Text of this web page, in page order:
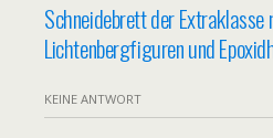
Schneidebrett der Extraklasse
Lichtenbergfiguren und
KEINE ANTWORT